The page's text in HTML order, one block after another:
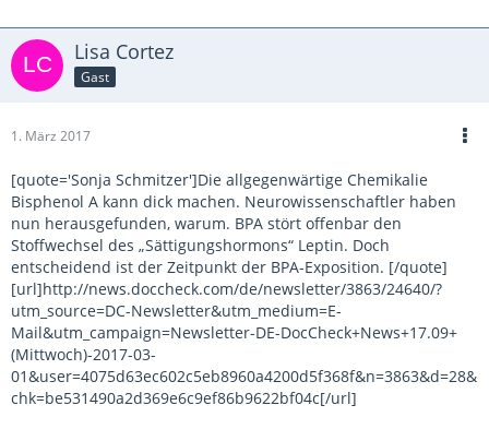
Lisa Cortez
Gast
1. März 2017
[quote='Sonja Schmitzer']Die allgegenwärtige Chemikalie
Bisphenol A kann dick machen. Neurowissenschaftler haben
nun herausgefunden, warum. BPA stört offenbar den
Stoffwechsel des „Sättigungshormons“ Leptin. Doch
entscheidend ist der Zeitpunkt der BPA-Exposition. [/quote]
[url]http://news.doccheck.com/de/newsletter/3863/24640/?
utm_source=DC-Newsletter&utm_medium=E-
Mail&utm_campaign=Newsletter-DE-DocCheck+News+17.09+
(Mittwoch)-2017-03-
01&user=4075d63ec602c5eb8960a4200d5f368f&n=3863&d=28&
chk=be531490a2d369e6c9ef86b9622bf04c[/url]